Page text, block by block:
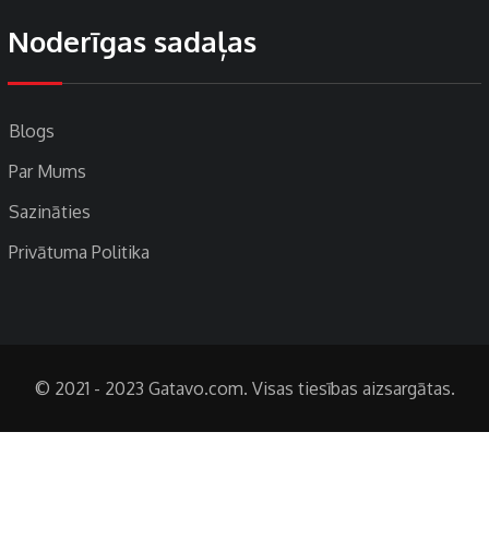
Noderīgas sadaļas
Blogs
Par Mums
Sazināties
Privātuma Politika
© 2021 - 2023 Gatavo.com. Visas tiesības aizsargātas.